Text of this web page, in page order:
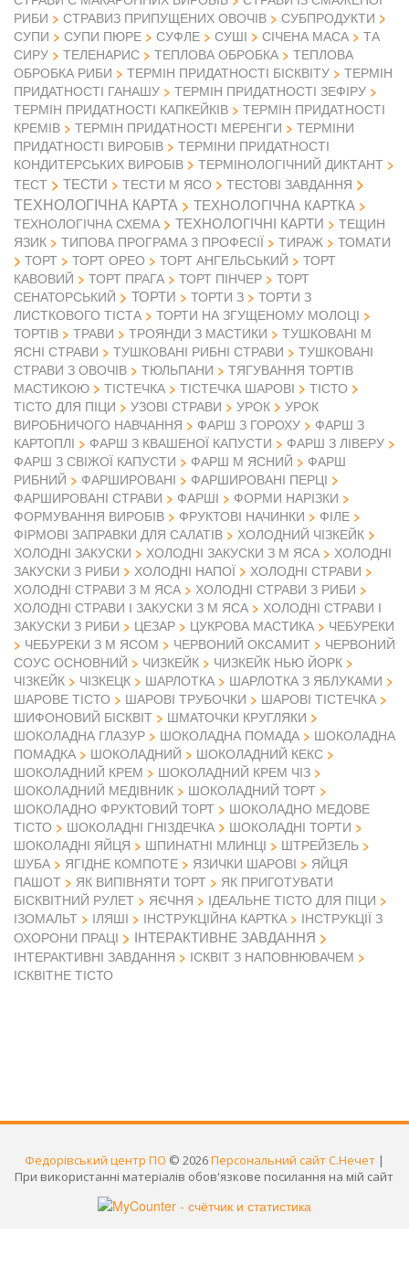
РИБИ
СТРАВИЗ ПРИПУЩЕНИХ ОВОЧІВ
СУБПРОДУКТИ
СУПИ
СУПИ ПЮРЕ СУФЛЕ СУШІ СІЧЕНА МАСА
ТА
СИРУ
ТЕЛЕНАРИС ТЕПЛОВА ОБРОБКА
ТЕПЛОВА
ОБРОБКА РИБИ
ТЕРМІН ПРИДАТНОСТІ БІСКВІТУ
ТЕРМІН
ПРИДАТНОСТІ ГАНАШУ
ТЕРМІН ПРИДАТНОСТІ ЗЕФІРУ
ТЕРМІН ПРИДАТНОСТІ КАПКЕЙКІВ
ТЕРМІН ПРИДАТНОСТІ
КРЕМІВ
ТЕРМІН ПРИДАТНОСТІ МЕРЕНГИ
ТЕРМІНИ
ПРИДАТНОСТІ ВИРОБІВ
ТЕРМІНИ ПРИДАТНОСТІ
КОНДИТЕРСЬКИХ ВИРОБІВ
ТЕРМІНОЛОГІЧНИЙ ДИКТАНТ
ТЕСТ
ТЕСТИ ТЕСТИ М ЯСО ТЕСТОВІ ЗАВДАННЯ
ТЕХНОЛОГІЧНА КАРТА ТЕХНОЛОГІЧНА КАРТКА
ТЕХНОЛОГІЧНА СХЕМА ТЕХНОЛОГІЧНІ КАРТИ
ТЕЩИН
ЯЗИК
ТИПОВА ПРОГРАМА З ПРОФЕСІЇ ТИРАЖ ТОМАТИ
ТОРТ ТОРТ ОРЕО ТОРТ АНГЕЛЬСЬКИЙ
ТОРТ
КАВОВИЙ
ТОРТ ПРАГА ТОРТ ПІНЧЕР
ТОРТ
СЕНАТОРСЬКИЙ
ТОРТИ ТОРТИ З
ТОРТИ З
ЛИСТКОВОГО ТІСТА
ТОРТИ НА ЗГУЩЕНОМУ МОЛОЦІ
ТОРТІВ
ТРАВИ ТРОЯНДИ З МАСТИКИ
ТУШКОВАНІ М
ЯСНІ СТРАВИ
ТУШКОВАНІ РИБНІ СТРАВИ
ТУШКОВАНІ
СТРАВИ З ОВОЧІВ
ТЮЛЬПАНИ
ТЯГУВАННЯ ТОРТІВ
МАСТИКОЮ
ТІСТЕЧКА ТІСТЕЧКА ШАРОВІ
ТІСТО
ТІСТО ДЛЯ ПІЦИ
УЗОВІ СТРАВИ УРОК
УРОК
ВИРОБНИЧОГО НАВЧАННЯ
ФАРШ З ГОРОХУ
ФАРШ З
КАРТОПЛІ
ФАРШ З КВАШЕНОЇ КАПУСТИ
ФАРШ З ЛІВЕРУ
ФАРШ З СВІЖОЇ КАПУСТИ
ФАРШ М ЯСНИЙ
ФАРШ
РИБНИЙ
ФАРШИРОВАНІ
ФАРШИРОВАНІ ПЕРЦІ
ФАРШИРОВАНІ СТРАВИ
ФАРШІ
ФОРМИ НАРІЗКИ
ФОРМУВАННЯ ВИРОБІВ
ФРУКТОВІ НАЧИНКИ
ФІЛЕ
ФІРМОВІ ЗАПРАВКИ ДЛЯ САЛАТІВ
ХОЛОДНИЙ ЧІЗКЕЙК
ХОЛОДНІ ЗАКУСКИ
ХОЛОДНІ ЗАКУСКИ З М ЯСА
ХОЛОДНІ
ЗАКУСКИ З РИБИ
ХОЛОДНІ НАПОЇ
ХОЛОДНІ СТРАВИ
ХОЛОДНІ СТРАВИ З М ЯСА
ХОЛОДНІ СТРАВИ З РИБИ
ХОЛОДНІ СТРАВИ І ЗАКУСКИ З М ЯСА
ХОЛОДНІ СТРАВИ І
ЗАКУСКИ З РИБИ
ЦЕЗАР ЦУКРОВА МАСТИКА
ЧЕБУРЕКИ
ЧЕБУРЕКИ З М ЯСОМ
ЧЕРВОНИЙ ОКСАМИТ
ЧЕРВОНИЙ
СОУС ОСНОВНИЙ
ЧИЗКЕЙК
ЧИЗКЕЙК НЬЮ ЙОРК
ЧІЗКЕЙК
ЧІЗКЕЦК ШАРЛОТКА
ШАРЛОТКА З ЯБЛУКАМИ
ШАРОВЕ ТІСТО
ШАРОВІ ТРУБОЧКИ
ШАРОВІ ТІСТЕЧКА
ШИФОНОВИЙ БІСКВІТ
ШМАТОЧКИ КРУГЛЯКИ
ШОКОЛАДНА ГЛАЗУР
ШОКОЛАДНА ПОМАДА
ШОКОЛАДНА
ПОМАДКА
ШОКОЛАДНИЙ
ШОКОЛАДНИЙ КЕКС
ШОКОЛАДНИЙ КРЕМ
ШОКОЛАДНИЙ КРЕМ ЧІЗ
ШОКОЛАДНИЙ МЕДІВНИК
ШОКОЛАДНИЙ ТОРТ
ШОКОЛАДНО ФРУКТОВИЙ ТОРТ
ШОКОЛАДНО МЕДОВЕ
ТІСТО
ШОКОЛАДНІ ГНІЗДЕЧКА
ШОКОЛАДНІ ТОРТИ
ШОКОЛАДНІ ЯЙЦЯ
ШПИНАТНІ МЛИНЦІ
ШТРЕЙЗЕЛЬ
ШУБА
ЯГІДНЕ КОМПОТЕ ЯЗИЧКИ ШАРОВІ
ЯЙЦЯ
ПАШОТ
ЯК ВИПІВНЯТИ ТОРТ
ЯК ПРИГОТУВАТИ
БІСКВІТНИЙ РУЛЕТ
ЯЄЧНЯ
ІДЕАЛЬНЕ ТІСТО ДЛЯ ПІЦИ
ІЗОМАЛЬТ
ІЛЯШІ ІНСТРУКЦІЙНА КАРТКА
ІНСТРУКЦІЇ З
ОХОРОНИ ПРАЦІ
ІНТЕРАКТИВНЕ ЗАВДАННЯ
ІНТЕРАКТИВНІ ЗАВДАННЯ
ІСКВІТ З НАПОВНЮВАЧЕМ
ІСКВІТНЕ ТІСТО
Федорівський центр ПО © 2026Персональний сайт С.Нечет |
При використанні матеріалів обов'язкове посилання на мій сайт